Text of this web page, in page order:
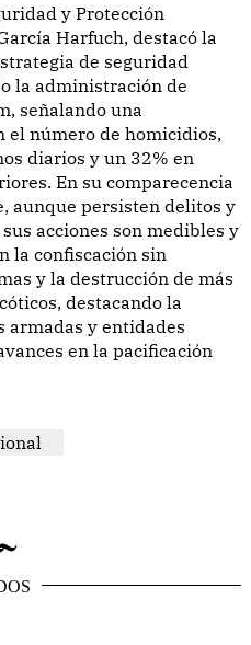
Harfuch, destacó la
de seguridad
la administración de
señalando una
número de homicidios,
diarios y un 32% en
En su comparecencia
aunque persisten delitos y
acciones son medibles y
la confiscación sin
y la destrucción de más
destacando la
armadas y entidades
en la pacificación